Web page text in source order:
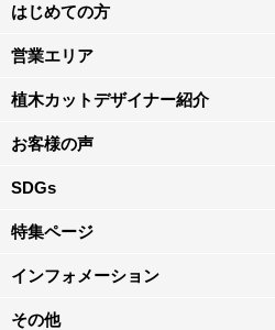
はじめての方
営業エリア
植木カットデザイナー紹介
お客様の声
SDGs
特集ページ
インフォメーション
その他